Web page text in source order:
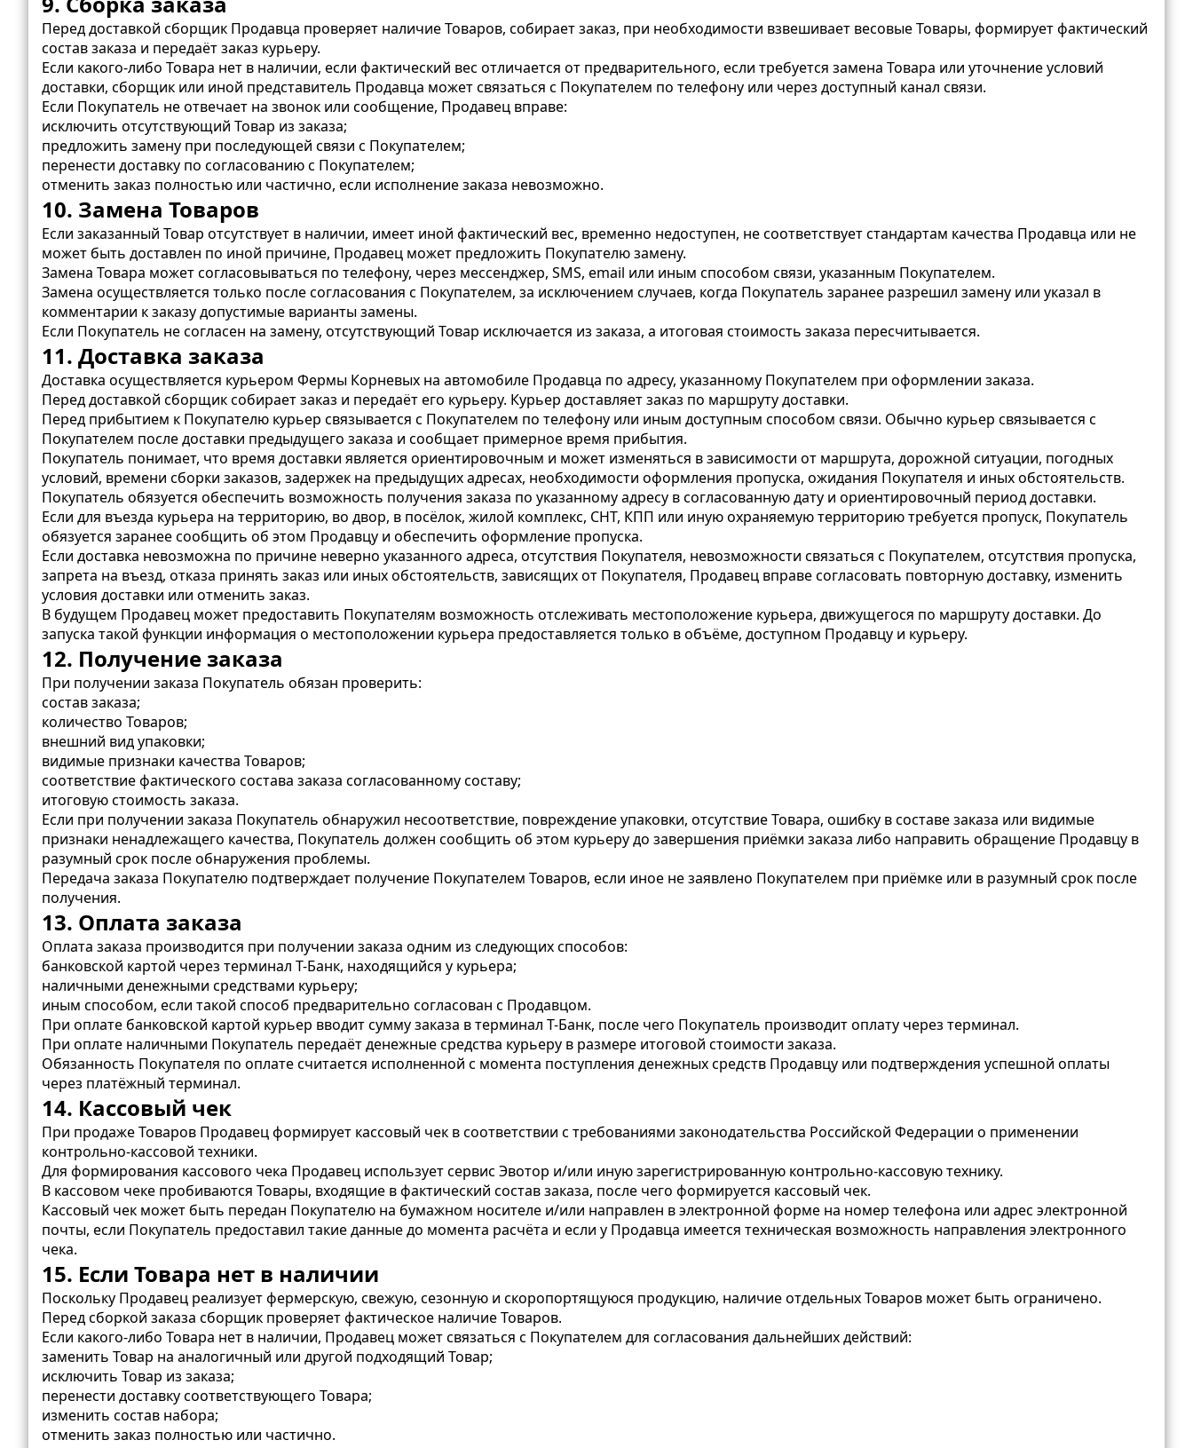
Перед доставкой сборщик Продавца проверяет наличие Товаров, собирает заказ, при необходимости взвешивает весовые Товары, формирует фактический
состав заказа и передаёт заказ курьеру.
Если какого-либо Товара нет в наличии, если фактический вес отличается от предварительного, если требуется замена Товара или уточнение условий
доставки, сборщик или иной представитель Продавца может связаться с Покупателем по телефону или через доступный канал связи.
Если Покупатель не отвечает на звонок или сообщение, Продавец вправе:
исключить отсутствующий Товар из заказа;
предложить замену при последующей связи с Покупателем;
перенести доставку по согласованию с Покупателем;
отменить заказ полностью или частично, если исполнение заказа невозможно.
10. Замена Товаров
Если заказанный Товар отсутствует в наличии, имеет иной фактический вес, временно недоступен, не соответствует стандартам качества Продавца или не
может быть доставлен по иной причине, Продавец может предложить Покупателю замену.
Замена Товара может согласовываться по телефону, через мессенджер, SMS, email или иным способом связи, указанным Покупателем.
Замена осуществляется только после согласования с Покупателем, за исключением случаев, когда Покупатель заранее разрешил замену или указал в
комментарии к заказу допустимые варианты замены.
Если Покупатель не согласен на замену, отсутствующий Товар исключается из заказа, а итоговая стоимость заказа пересчитывается.
11. Доставка заказа
Доставка осуществляется курьером Фермы Корневых на автомобиле Продавца по адресу, указанному Покупателем при оформлении заказа.
Перед доставкой сборщик собирает заказ и передаёт его курьеру. Курьер доставляет заказ по маршруту доставки.
Перед прибытием к Покупателю курьер связывается с Покупателем по телефону или иным доступным способом связи. Обычно курьер связывается с
Покупателем после доставки предыдущего заказа и сообщает примерное время прибытия.
Покупатель понимает, что время доставки является ориентировочным и может изменяться в зависимости от маршрута, дорожной ситуации, погодных
условий, времени сборки заказов, задержек на предыдущих адресах, необходимости оформления пропуска, ожидания Покупателя и иных обстоятельств.
Покупатель обязуется обеспечить возможность получения заказа по указанному адресу в согласованную дату и ориентировочный период доставки.
Если для въезда курьера на территорию, во двор, в посёлок, жилой комплекс, СНТ, КПП или иную охраняемую территорию требуется пропуск, Покупатель
обязуется заранее сообщить об этом Продавцу и обеспечить оформление пропуска.
Если доставка невозможна по причине неверно указанного адреса, отсутствия Покупателя, невозможности связаться с Покупателем, отсутствия пропуска,
запрета на въезд, отказа принять заказ или иных обстоятельств, зависящих от Покупателя, Продавец вправе согласовать повторную доставку, изменить
условия доставки или отменить заказ.
В будущем Продавец может предоставить Покупателям возможность отслеживать местоположение курьера, движущегося по маршруту доставки. До
запуска такой функции информация о местоположении курьера предоставляется только в объёме, доступном Продавцу и курьеру.
12. Получение заказа
При получении заказа Покупатель обязан проверить:
состав заказа;
количество Товаров;
внешний вид упаковки;
видимые признаки качества Товаров;
соответствие фактического состава заказа согласованному составу;
итоговую стоимость заказа.
Если при получении заказа Покупатель обнаружил несоответствие, повреждение упаковки, отсутствие Товара, ошибку в составе заказа или видимые
признаки ненадлежащего качества, Покупатель должен сообщить об этом курьеру до завершения приёмки заказа либо направить обращение Продавцу в
разумный срок после обнаружения проблемы.
Передача заказа Покупателю подтверждает получение Покупателем Товаров, если иное не заявлено Покупателем при приёмке или в разумный срок после
получения.
13. Оплата заказа
Оплата заказа производится при получении заказа одним из следующих способов:
банковской картой через терминал Т-Банк, находящийся у курьера;
наличными денежными средствами курьеру;
иным способом, если такой способ предварительно согласован с Продавцом.
При оплате банковской картой курьер вводит сумму заказа в терминал Т-Банк, после чего Покупатель производит оплату через терминал.
При оплате наличными Покупатель передаёт денежные средства курьеру в размере итоговой стоимости заказа.
Обязанность Покупателя по оплате считается исполненной с момента поступления денежных средств Продавцу или подтверждения успешной оплаты
через платёжный терминал.
14. Кассовый чек
При продаже Товаров Продавец формирует кассовый чек в соответствии с требованиями законодательства Российской Федерации о применении
контрольно-кассовой техники.
Для формирования кассового чека Продавец использует сервис Эвотор и/или иную зарегистрированную контрольно-кассовую технику.
В кассовом чеке пробиваются Товары, входящие в фактический состав заказа, после чего формируется кассовый чек.
Кассовый чек может быть передан Покупателю на бумажном носителе и/или направлен в электронной форме на номер телефона или адрес электронной
почты, если Покупатель предоставил такие данные до момента расчёта и если у Продавца имеется техническая возможность направления электронного
чека.
15. Если Товара нет в наличии
Поскольку Продавец реализует фермерскую, свежую, сезонную и скоропортящуюся продукцию, наличие отдельных Товаров может быть ограничено.
Перед сборкой заказа сборщик проверяет фактическое наличие Товаров.
Если какого-либо Товара нет в наличии, Продавец может связаться с Покупателем для согласования дальнейших действий:
заменить Товар на аналогичный или другой подходящий Товар;
исключить Товар из заказа;
перенести доставку соответствующего Товара;
изменить состав набора;
отменить заказ полностью или частично.